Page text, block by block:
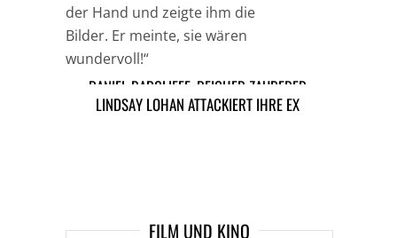
der Hand und zeigte ihm die
Bilder. Er meinte, sie wären
wundervoll!“
AMY WINEHOUSE MUSIK NEWS
DANIEL RADCLIFFE: REICHER ZAUBERER
LINDSAY LOHAN ATTACKIERT IHRE EX
FILM UND KINO
IN DER HAUPTROLLE: DER